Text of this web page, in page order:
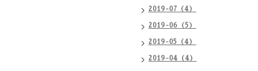
2019-07（4）
2019-06（5）
2019-05（4）
2019-04（4）